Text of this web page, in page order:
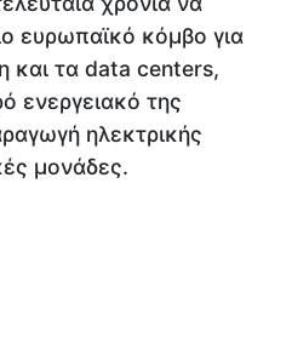
ευρωπαϊκό κόμβο για
και τα data centers,
ενεργειακό της
ηλεκτρικής
μονάδες.